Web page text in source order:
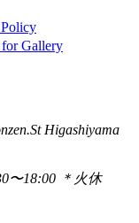
Gallery
Higashiyama
〜18:00 ＊火休